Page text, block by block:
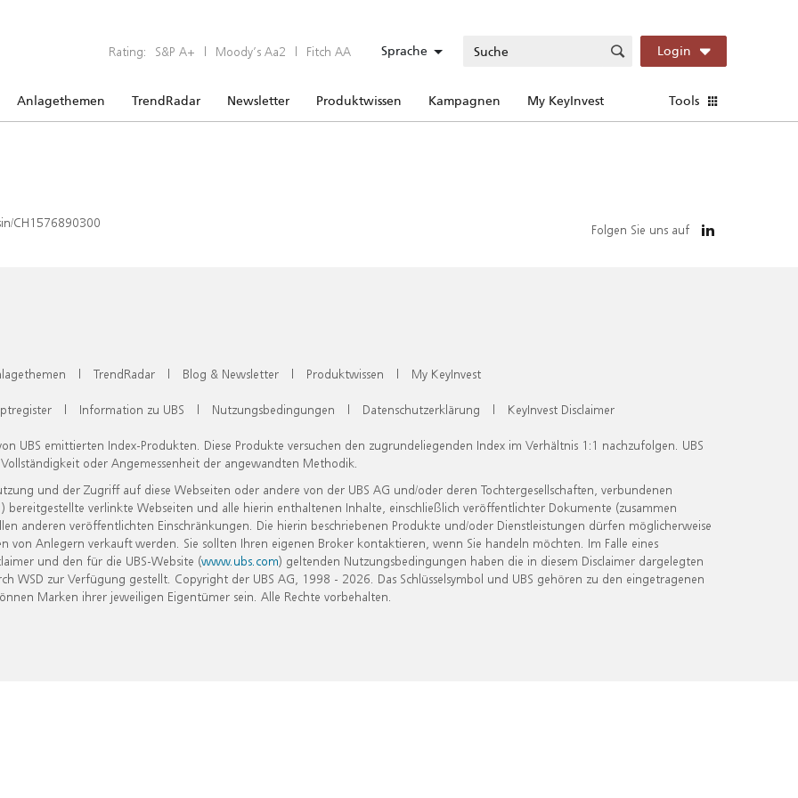
Rating: S&P A+ | Moody’s Aa2 | Fitch AA Sprache Login
Anlagethemen TrendRadar Newsletter Produktwissen Kampagnen My KeyInvest Tools
CH1576890300 Folgen Sie uns auf
| TrendRadar | Blog & Newsletter | Produktwissen | My KeyInvest
| Information zu UBS | Nutzungsbedingungen | Datenschutzerklärung | KeyInvest Disclaimer
UBS emittierten Index-Produkten. Diese Produkte versuchen den zugrundeliegenden Index im Verhältnis 1:1 nachzufolgen. UBS
oder Angemessenheit der angewandten Methodik.
und der Zugriff auf diese Webseiten oder andere von der UBS AG und/oder deren Tochtergesellschaften, verbundenen
verlinkte Webseiten und alle hierin enthaltenen Inhalte, einschließlich veröffentlichter Dokumente (zusammen
anderen veröffentlichten Einschränkungen. Die hierin beschriebenen Produkte und/oder Dienstleistungen dürfen möglicherweise
Anlegern verkauft werden. Sie sollten Ihren eigenen Broker kontaktieren, wenn Sie handeln möchten. Im Falle eines
und den für die UBS-Website (www.ubs.com) geltenden Nutzungsbedingungen haben die in diesem Disclaimer dargelegten
zur Verfügung gestellt. Copyright der UBS AG, 1998 - 2026. Das Schlüsselsymbol und UBS gehören zu den eingetragenen
Marken ihrer jeweiligen Eigentümer sein. Alle Rechte vorbehalten.